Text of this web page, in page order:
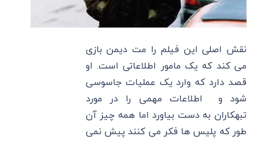
نقش اصلی این فیلم را مت دیمن بازی
می‌ کند که یک مامور اطلاعاتی است. او
قصد دارد که وارد یک عملیات جاسوسی
شود و اطلاعات مهمی را در مورد
تبهکاران به دست بیاورد اما همه چیز آن
طور که پلیس ها فکر می‌ کنند پیش نمی‌